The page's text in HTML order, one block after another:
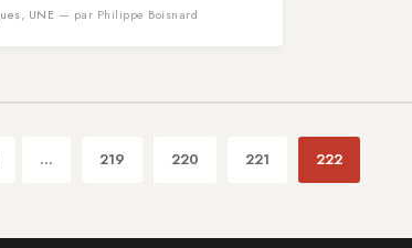
, UNE — par Philippe Boisnard
... 219 220 221 222